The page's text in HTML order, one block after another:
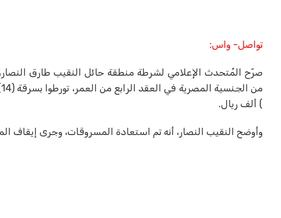
تواصل- واس:
صرّح المُتحدث الإعلامي لشرطة منطقة حائل النقيب طارق
) ألف ريال.
وأوضح النقيب النصار، أنه تم استعادة المسروقات، وجرى إيقاف